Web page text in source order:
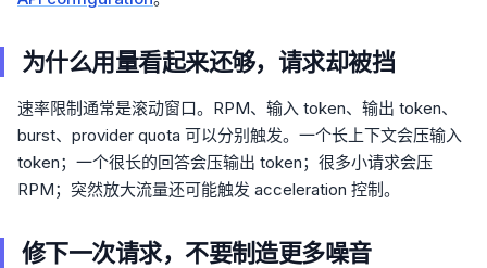
为什么用量看起来还够，请求却被挡
速率限制通常是滚动窗口。RPM、输入 token、输出 token、
burst、provider quota 可以分别触发。一个长上下文会压输入
token；一个很长的回答会压输出 token；很多小请求会压
RPM；突然放大流量还可能触发 acceleration 控制。
修下一次请求，不要制造更多噪音